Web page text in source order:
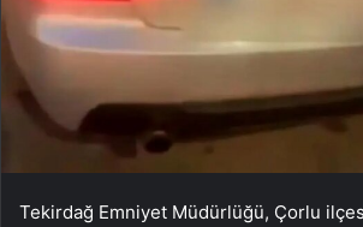
Tekirdağ Emniyet Müdürlüğü, Çorlu